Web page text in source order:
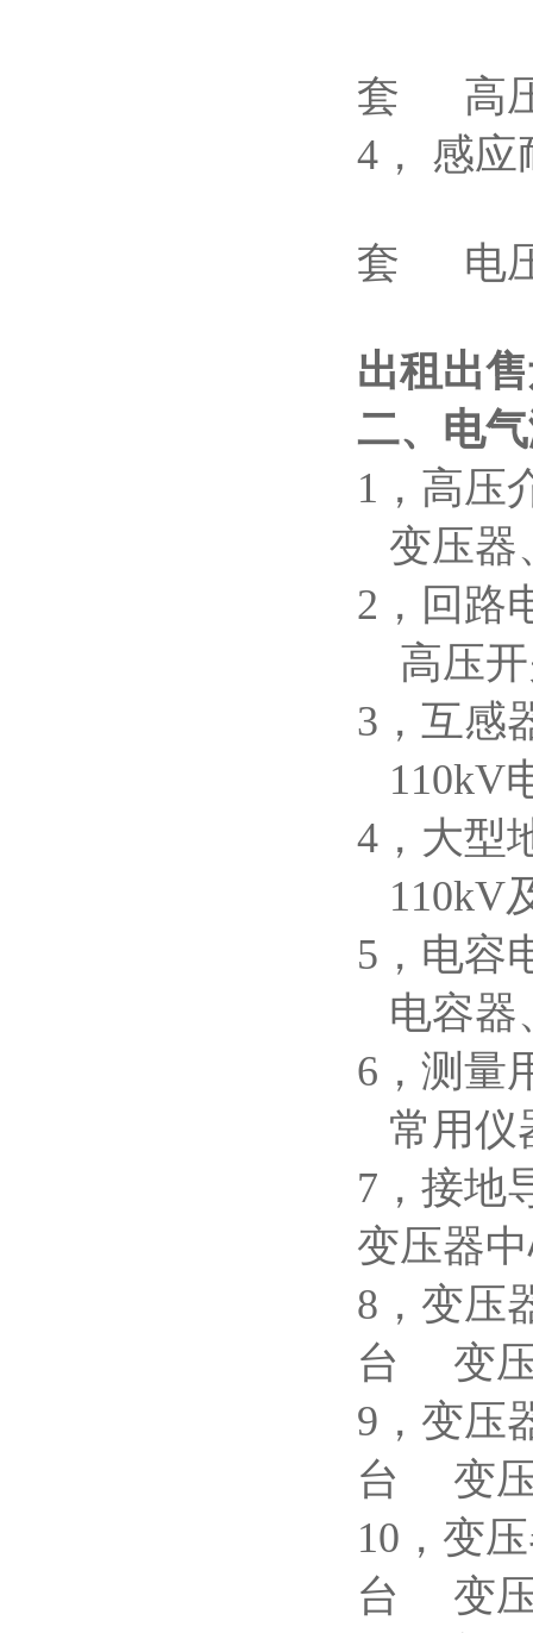
套 高压
4， 感
套 电
出租出
二、电
1，
变压器
2，回
高压开
3，互
110kV
4，大
110kV
5，
电容器
6，测
常用仪
7，
变压器
8，变
台 变压
9，
台 变压
10，变
台 变